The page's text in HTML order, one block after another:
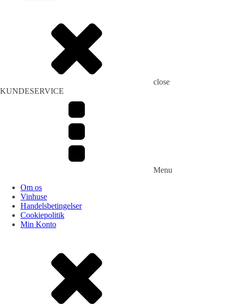
close
KUNDESERVICE
Menu
Om os
Vinhuse
Handelsbetingelser
Cookiepolitik
Min Konto